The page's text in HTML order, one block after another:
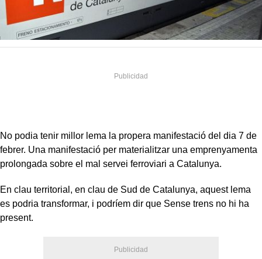
No podia tenir millor lema la propera manifestació del dia 7 de
febrer. Una manifestació per materialitzar una emprenyamenta
prolongada sobre el mal servei ferroviari a Catalunya.
En clau territorial, en clau de Sud de Catalunya, aquest lema
es podria transformar, i podríem dir que Sense trens no hi ha
present.